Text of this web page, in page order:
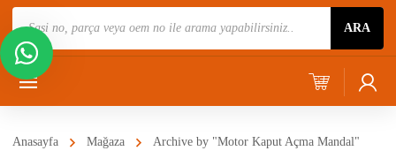
Ara
ARA
Anasayfa Mağaza Archive by "Motor Kaput Açma Mandal"